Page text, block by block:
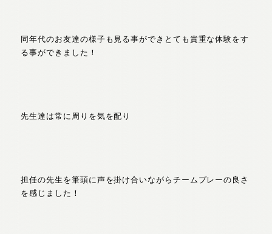
同年代のお友達の様子も見る事ができとても貴重な体験をす
る事ができました！
先生達は常に周りを気を配り
担任の先生を筆頭に声を掛け合いながらチームプレーの良さ
を感じました！